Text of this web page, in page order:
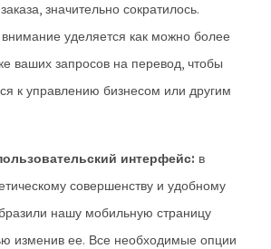
значительно сократилось.
уделяется как можно более
ваших запросов на перевод, чтобы
к управлению бизнесом или другим
интерфейс: в
совершенству и удобному
нашу мобильную страницу
изменив ее. Все необходимые опции